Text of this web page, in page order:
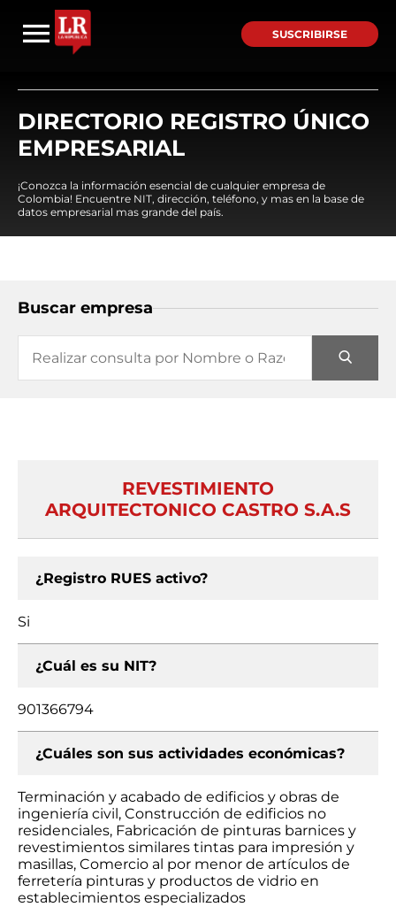
SUSCRIBIRSE
DIRECTORIO REGISTRO ÚNICO
EMPRESARIAL
¡Conozca la información esencial de cualquier empresa de
Colombia! Encuentre NIT, dirección, teléfono, y mas en la base de
datos empresarial mas grande del país.
Buscar empresa
REVESTIMIENTO
ARQUITECTONICO CASTRO S.A.S
¿Registro RUES activo?
Si
¿Cuál es su NIT?
901366794
¿Cuáles son sus actividades económicas?
Terminación y acabado de edificios y obras de
ingeniería civil, Construcción de edificios no
residenciales, Fabricación de pinturas barnices y
revestimientos similares tintas para impresión y
masillas, Comercio al por menor de artículos de
ferretería pinturas y productos de vidrio en
establecimientos especializados